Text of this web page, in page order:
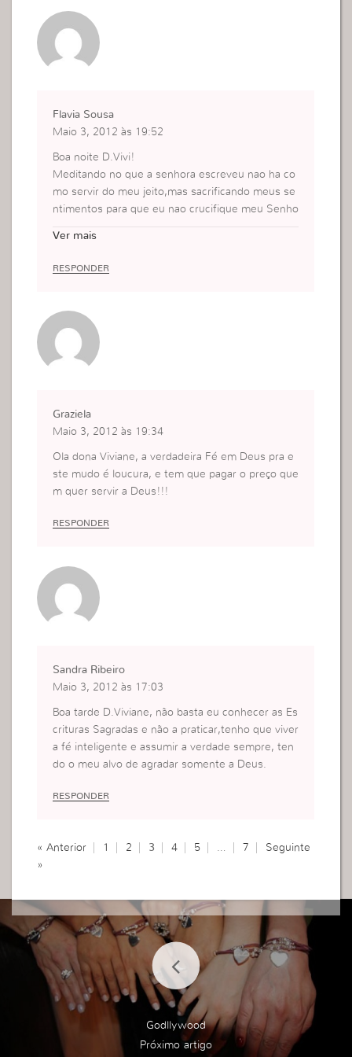
Excelente mensagem!
Flavia Sousa
Maio 3, 2012 às 19:52
Boa noite D.Vivi!
Meditando no que a senhora escreveu nao ha co
mo servir do meu jeito,mas sacrificando meus se
ntimentos para que eu nao crucifique meu Senho
com a mentira e sim encarar a
Luz Verdadeira que e a verdade!
Beijos!!!
Ver mais
RESPONDER
Graziela
Maio 3, 2012 às 19:34
Ola dona Viviane, a verdadeira Fé em Deus pra e
ste mudo é loucura, e tem que pagar o preço que
m quer servir a Deus!!!
RESPONDER
Sandra Ribeiro
Maio 3, 2012 às 17:03
Boa tarde D.Viviane, não basta eu conhecer as Es
crituras Sagradas e não a praticar,tenho que viver
a fé inteligente e assumir a verdade sempre, ten
do o meu alvo de agradar somente a Deus.
RESPONDER
« Anterior 1 2 3 4 5 … 7
Seguinte
»
Godllywood